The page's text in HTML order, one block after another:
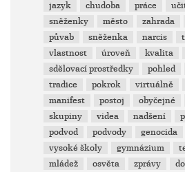
jazyk
chudoba práce
sněženky
město zahrada
půvab
sněženka narcis
vlastnost
úroveň kvalita
sdělovací prostředky
pohled
tradice
pokrok virtuálně
manifest
postoj obyčejné
skupiny
videa nadšení
podvod
podvody genocida
vysoké školy
gymnázium
mládež
osvěta zprávy